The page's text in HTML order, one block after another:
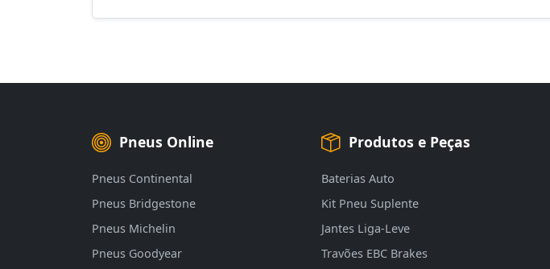
Pneus Online
Pneus Continental
Pneus Bridgestone
Pneus Michelin
Pneus Goodyear
Produtos e Peças
Baterias Auto
Kit Pneu Suplente
Jantes Liga-Leve
Travões EBC Brakes